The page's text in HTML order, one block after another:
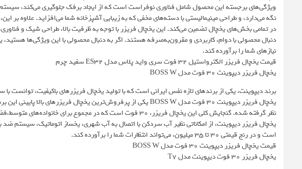
ویژگی‌های برجسته این محصول شامل فناوری نوفراست است که از ایجاد برفک جلوگیری می‌کند،
نگه می‌دارد، و طراحی مینیمالیستی با دسته‌های مخفی که به زیبایی آشپزخانه شما می‌افزاید. علاوه
در تمامی بخش‌های یخچال تضمین می‌کند. این یخچال فریزر با توجه به ظرفیت بالا، طراحی شیک و
نیازهای شما را برآورده کند.
قیمت یخچال فریزر الکترواستیل 32 فوت سری واید پلاس مدل ES۳۲ سفید چرم
یخچال فریزر دیپوینت 30 فوت مدل BOSS W
برند دیپوینت، یکی از برندهای تازه نفس ایرانی است که با تولید یخچال فریزرهای باکیفیت، توانست
نظر گرفته شده. گنجایش کلی این یخچال فریزر، 30 فوت است که در مجموع برای خانواده‌های متوسط،فضای کافی دارد.
یخچال فریزر دیپوینت، از امکاناتی نظیر آب سردکن با اتصال به آب شهری، یخساز اتوماتیک، سیستم
است و در رنج قیمتی 30 تا 35 میلیون، می‌تواند انتظارات شما را برآورده کند.
قیمت یخچال فریزر دیپوینت 30 فوت مدل BOSS W
یخچال فریزر 30 فوت دیپوینت مدل T7